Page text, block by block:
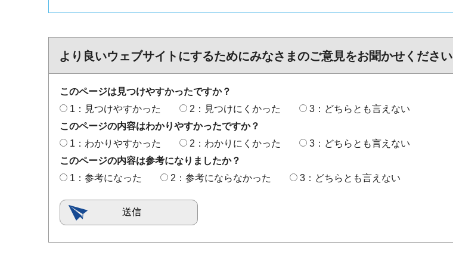
より良いウェブサイトにするためにみなさまのご意見をお聞かせください
このページは見つけやすかったですか？
1：見つけやすかった
2：見つけにくかった
3：どちらとも言えない
このページの内容はわかりやすかったですか？
1：わかりやすかった
2：わかりにくかった
3：どちらとも言えない
このページの内容は参考になりましたか？
1：参考になった
2：参考にならなかった 3：どちらとも言えない